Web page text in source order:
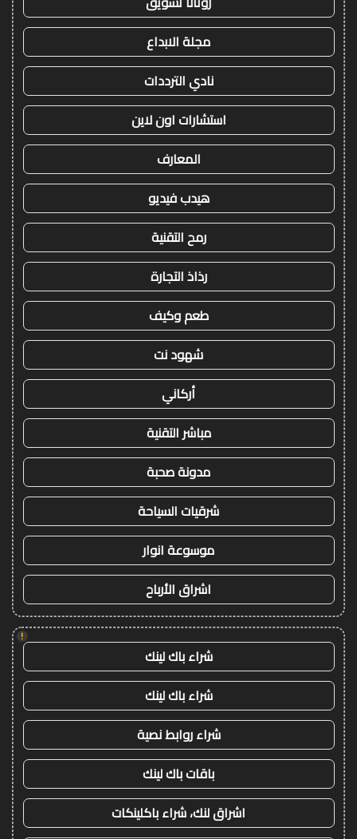
مجلة الابداع
نادي الترددات
استشارات اون لاين
المعارف
هيدب فيديو
رمح التقنية
رذاذ التجارة
طعم وكيف
شهود نت
أركاني
مباشر التقنية
مدونة صحبة
شرقيات السياحة
موسوعة انوار
اشراق الأرباح
!
شراء باك لينك
شراء باك لينك
شراء روابط نصية
باقات باك لينك
اشراق لنك، شراء باكلينكات